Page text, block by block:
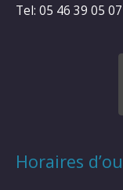
Tel: 05 46 39 05 07
Horaires